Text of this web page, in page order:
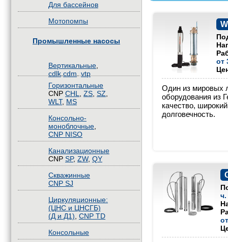
Для бассейнов
Мотопомпы
Промышленные насосы
Вертикальные
cdlk cdm vtp
Горизонтальные
CNP CHL ZS SZ
WLT, MS
Консольно-
моноблочные
CNP NISO
Канализационные
CNP SP, ZW, QY
Скважинные
CNP SJ
Циркуляционные:
(ЦНС и ЦНСГБ)
(Д и Д1) CNP TD
Консольные
от
Один из мировых
оборудования из
качество,
долговечность.
ч.